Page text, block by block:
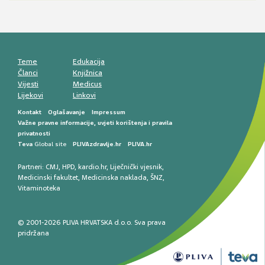
Teme
Članci
Vijesti
Lijekovi
Edukacija
Knjižnica
Medicus
Linkovi
Kontakt Oglašavanje
Impressum
Važne pravne informacije, uvjeti korištenja i pravila
privatnosti
Teva Global site PLIVAzdravlje.hr PLIVA.hr
Partneri: CMJ, HPD, kardio.hr, Liječnički vjesnik,
Medicinski fakultet, Medicinska naklada, ŠNZ,
Vitaminoteka
© 2001-2026 PLIVA HRVATSKA d.o.o. Sva prava
pridržana